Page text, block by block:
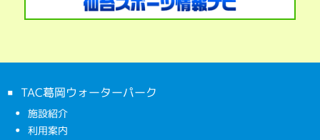
TAC葛岡ウォーターパーク
施設紹介
利用案内